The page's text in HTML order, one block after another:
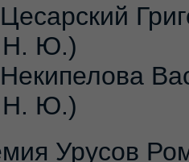
Н. Ю.)
Н. Ю.)
Урусов